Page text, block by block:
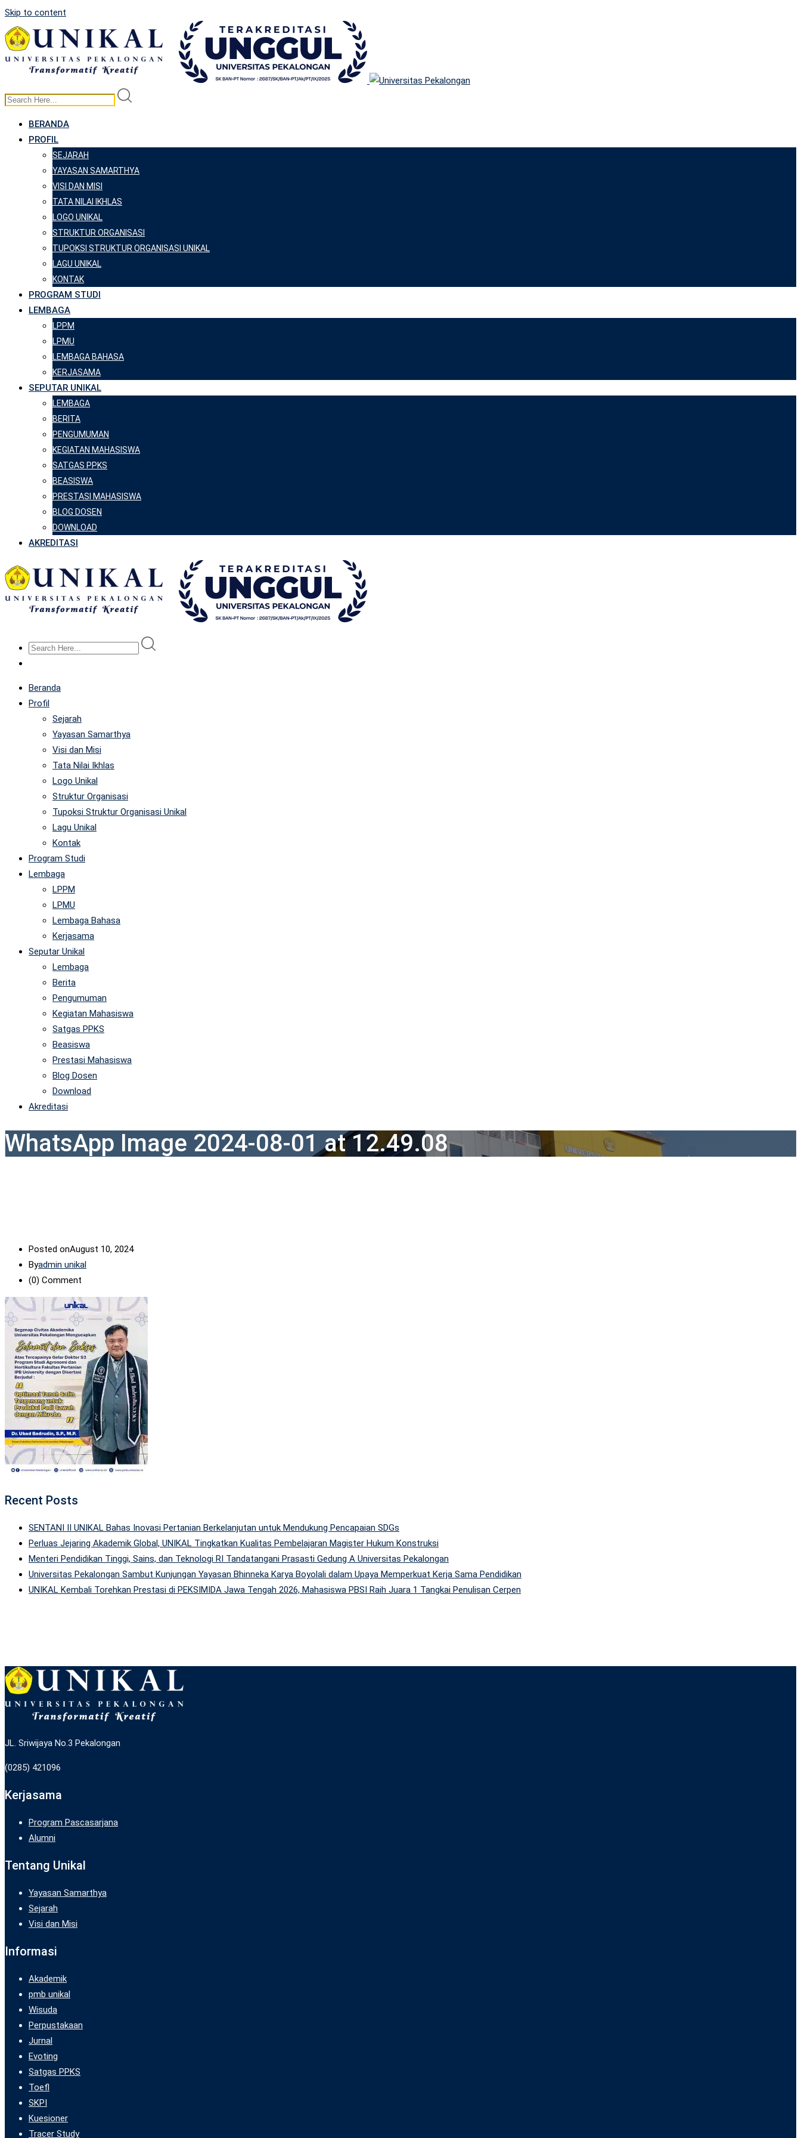
Skip to content
BERANDA
PROFIL
SEJARAH
YAYASAN SAMARTHYA
VISI DAN MISI
TATA NILAI IKHLAS
LOGO UNIKAL
STRUKTUR ORGANISASI
TUPOKSI STRUKTUR ORGANISASI UNIKAL
LAGU UNIKAL
KONTAK
PROGRAM STUDI
LEMBAGA
LPPM
LPMU
LEMBAGA BAHASA
KERJASAMA
SEPUTAR UNIKAL
LEMBAGA
BERITA
PENGUMUMAN
KEGIATAN MAHASISWA
SATGAS PPKS
BEASISWA
PRESTASI MAHASISWA
BLOG DOSEN
DOWNLOAD
AKREDITASI
Beranda
Profil
Sejarah
Yayasan Samarthya
Visi dan Misi
Tata Nilai Ikhlas
Logo Unikal
Struktur Organisasi
Tupoksi Struktur Organisasi Unikal
Lagu Unikal
Kontak
Program Studi
Lembaga
LPPM
LPMU
Lembaga Bahasa
Kerjasama
Seputar Unikal
Lembaga
Berita
Pengumuman
Kegiatan Mahasiswa
Satgas PPKS
Beasiswa
Prestasi Mahasiswa
Blog Dosen
Download
Akreditasi
WhatsApp Image 2024-08-01 at 12.49.08
Posted onAugust 10, 2024
Byadmin unikal
(0) Comment
Recent Posts
SENTANI II UNIKAL Bahas Inovasi Pertanian Berkelanjutan untuk Mendukung Pencapaian SDGs
Perluas Jejaring Akademik Global, UNIKAL Tingkatkan Kualitas Pembelajaran Magister Hukum Konstruksi
Menteri Pendidikan Tinggi, Sains, dan Teknologi RI Tandatangani Prasasti Gedung A Universitas Pekalongan
Universitas Pekalongan Sambut Kunjungan Yayasan Bhinneka Karya Boyolali dalam Upaya Memperkuat Kerja Sama Pendidikan
UNIKAL Kembali Torehkan Prestasi di PEKSIMIDA Jawa Tengah 2026, Mahasiswa PBSI Raih Juara 1 Tangkai Penulisan Cerpen
JL. Sriwijaya No.3 Pekalongan
(0285) 421096
Kerjasama
Program Pascasarjana
Alumni
Tentang Unikal
Yayasan Samarthya
Sejarah
Visi dan Misi
Informasi
Akademik
pmb unikal
Wisuda
Perpustakaan
Jurnal
Evoting
Satgas PPKS
Toefl
SKPI
Kuesioner
Tracer Study